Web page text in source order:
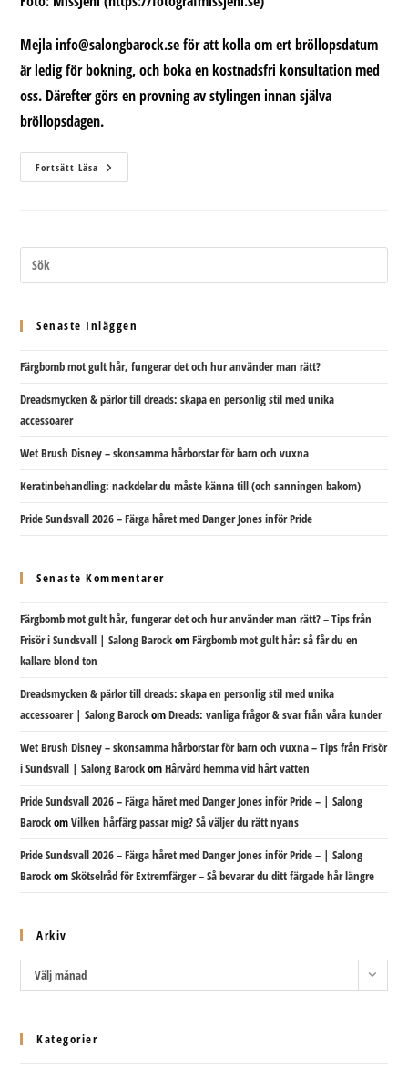
Mejla info@salongbarock.se för att kolla om ert bröllopsdatum
är ledig för bokning, och boka en kostnadsfri konsultation med
oss. Därefter görs en provning av stylingen innan själva
bröllopsdagen.
Fortsätt Läsa Benjamin:
Bröllopskunder
Senaste Inläggen
Färgbomb mot gult hår, fungerar det och hur använder man rätt?
Dreadsmycken & pärlor till dreads: skapa en personlig stil med unika
accessoarer
Wet Brush Disney – skonsamma hårborstar för barn och vuxna
Keratinbehandling: nackdelar du måste känna till (och sanningen bakom)
Pride Sundsvall 2026 – Färga håret med Danger Jones inför Pride
Senaste Kommentarer
Färgbomb mot gult hår, fungerar det och hur använder man rätt? – Tips från
Frisör i Sundsvall | Salong BarockomFärgbomb mot gult hår: så får du en
kallare blond ton
Dreadsmycken & pärlor till dreads: skapa en personlig stil med unika
accessoarer | Salong BarockomDreads: vanliga frågor & svar från våra kunder
Wet Brush Disney – skonsamma hårborstar för barn och vuxna – Tips från Frisör
i Sundsvall | Salong BarockomHårvård hemma vid hårt vatten
Pride Sundsvall 2026 – Färga håret med Danger Jones inför Pride – | Salong
BarockomVilken hårfärg passar mig? Så väljer du rätt nyans
Pride Sundsvall 2026 – Färga håret med Danger Jones inför Pride – | Salong
BarockomSkötselråd för Extremfärger – Så bevarar du ditt färgade hår längre
Arkiv
ArkivVälj månad
Kategorier